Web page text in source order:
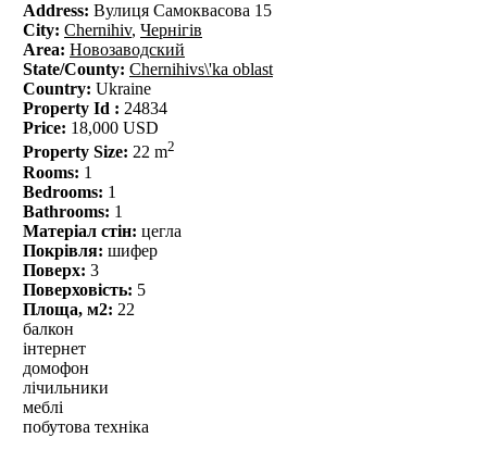
Address: Вулиця Самоквасова 15
City: Chernihiv, Чернігів
Area: Новозаводский
State/County: Chernihivs\'ka oblast
Country: Ukraine
Property Id : 24834
Price: 18,000 USD
Property Size: 22 m2
Rooms: 1
Bedrooms: 1
Bathrooms: 1
Матеріал стін: цегла
Покрівля: шифер
Поверх: 3
Поверховість: 5
Площа, м2: 22
балкон
інтернет
домофон
лічильники
меблі
побутова техніка